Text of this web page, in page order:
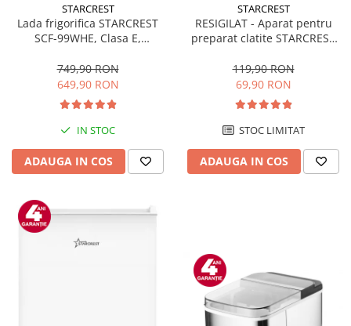
STARCREST
Lada frigorifica STARCREST
SCF-99WHE, Clasa E,
convertibil - functie frigider,
Termostat reglabil, Alb
749,90 RON
649,90 RON
IN STOC
ADAUGA IN COS
STARCREST
RESIGILAT - Aparat pentru
preparat clatite STARCREST
invelis ceramic antiaderent,
30 cm, Inox / Negru
119,90 RON
69,90 RON
STOC LIMITAT
ADAUGA IN COS